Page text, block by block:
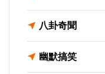
八卦奇聞
幽默搞笑